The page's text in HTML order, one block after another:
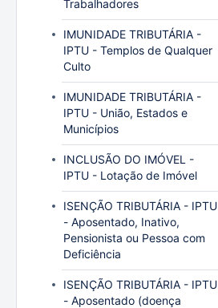
Trabalhadores
IMUNIDADE TRIBUTÁRIA -
IPTU - Templos de Qualquer
Culto
IMUNIDADE TRIBUTÁRIA -
IPTU - União, Estados e
Municípios
INCLUSÃO DO IMÓVEL -
IPTU - Lotação de Imóvel
ISENÇÃO TRIBUTÁRIA - IPTU
- Aposentado, Inativo,
Pensionista ou Pessoa com
Deficiência
ISENÇÃO TRIBUTÁRIA - IPTU
- Aposentado (doença